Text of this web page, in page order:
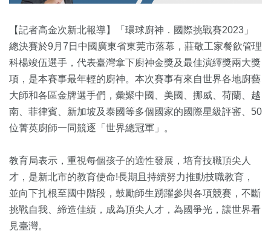
【記者高金次新北報導】「環球廚神．國際挑戰賽2023」
總決賽於9月7日中國廣東省東莞市落幕，莊敬工家餐飲管理
科楊竣伍選手，代表臺灣拿下廚神金獎及最佳演繹獎兩大獎
項，是本賽事最年輕的廚神。本次賽事有來自世界各地廚藝
大師和各區金牌選手們，彙聚中國、美國、挪威、荷蘭、越
南、菲律賓、新加坡及泰國等多個國家的國際星級評審、50
位菁英廚師一同競逐「世界總冠軍」。
教育局表示，重視每個孩子的適性發展，培育技職頂尖人
才，是新北市的教育使命!長期且持續努力推動技職教育，
並向下扎根至國中階段，鼓勵師生踴躍參與各項競賽，不斷
挑戰自我、締造佳績，成為頂尖人才，為國爭光，讓世界看
見臺灣。